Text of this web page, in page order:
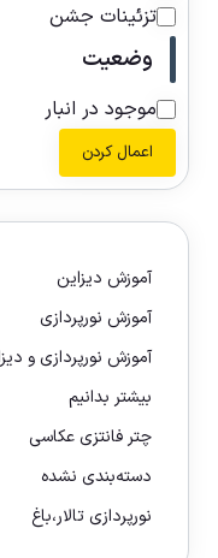
تزئینات جشن
وضعیت
موجود در انبار
اعمال کردن
آموزش دیزاین
آموزش نورپردازی
آموزش نورپردازی و
بیشتر بدانیم
چتر فانتزی عکاسی
دسته‌بندی نشده
نورپردازی تالار،باغ